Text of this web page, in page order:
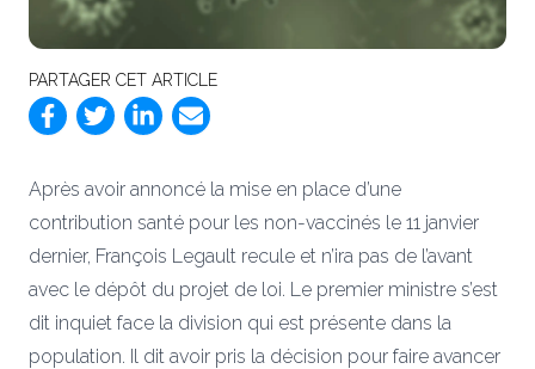
PARTAGER CET ARTICLE
Après avoir annoncé la mise en place d’une
contribution santé pour les non-vaccinés le 11 janvier
dernier, François Legault recule et n’ira pas de l’avant
avec le dépôt du projet de loi. Le premier ministre s’est
dit inquiet face la division qui est présente dans la
population. Il dit avoir pris la décision pour faire avancer